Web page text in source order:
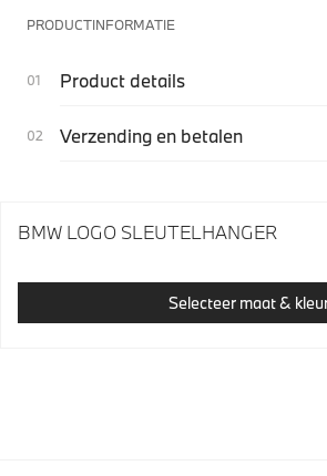
PRODUCTINFORMATIE
Product details
Verzending en betalen
BMW LOGO SLEUTELHANGER
Selecteer maat &